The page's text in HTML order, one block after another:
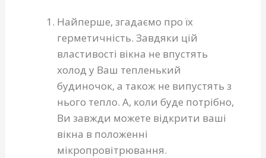
Найперше, згадаємо про їх
герметичність. Завдяки цій
властивості вікна не впустять
холод у Ваш тепленький
будиночок, а також не випустять з
нього тепло. А, коли буде потрібно,
Ви завжди можете відкрити ваші
вікна в положенні
мікропровітрювання.